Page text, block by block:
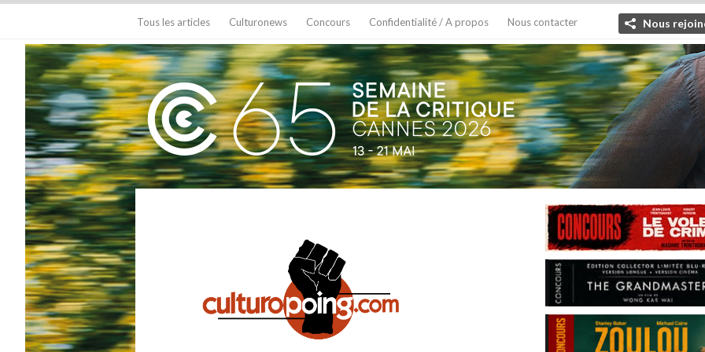
Tous les articles Culturonews Concours Confidentialité / A propos Nous contacter Nous